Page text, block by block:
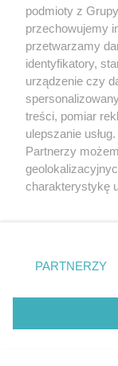
podmioty z
przechowujemy
przetwarzamy
identyfikatory,
urządzenie czy
treści, pomiar
ulepszanie
Partnerzy
charakterystykę
zmienić/
znajdujący się
użytkownika,
przetwarzaniu.
PARTNERZY